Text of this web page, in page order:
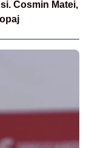
Cosmin Matei,